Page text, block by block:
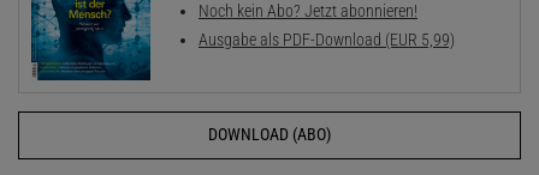
Noch kein Abo? Jetzt abonnieren!
Ausgabe als PDF-Download (EUR 5,99)
DOWNLOAD (ABO)